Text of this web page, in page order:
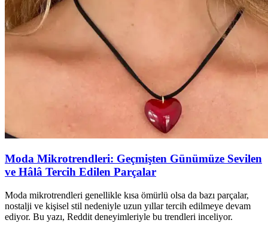
Moda Mikrotrendleri: Geçmişten Günümüze Sevilen
ve Hâlâ Tercih Edilen Parçalar
Moda mikrotrendleri genellikle kısa ömürlü olsa da bazı parçalar,
nostalji ve kişisel stil nedeniyle uzun yıllar tercih edilmeye devam
ediyor. Bu yazı, Reddit deneyimleriyle bu trendleri inceliyor.